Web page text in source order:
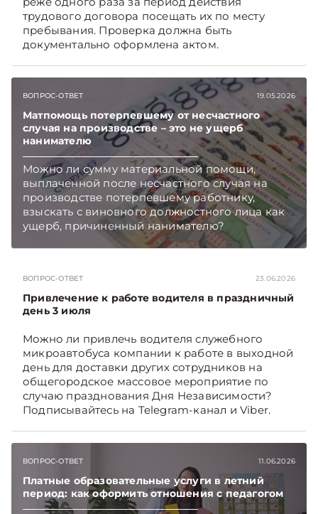
трудового договора посещать их по месту
пребывания. Проверка должна быть
документально оформлена актом.
ВОПРОС-ОТВЕТ 19.05.2026
Матпомощь потерпевшему от несчастного
случая на производстве – это не ущерб
нанимателю
Можно ли сумму материальной помощи,
выплаченной после несчастного случая на
производстве потерпевшему работнику,
взыскать с виновного должностного лица как
ущерб, причиненный нанимателю?
Подписывайтесь на Telegram‑канал и Viber,
ВОПРОС-ОТВЕТ 23.06.2026
Привлечение к работе водителя в праздничный
день 3 июля
Можно ли привлечь водителя служебного
микроавтобуса компании к работе в выходной
день для доставки других сотрудников на
общегородское массовое мероприятие по
случаю празднования Дня Независимости?
Подписывайтесь на Telegram‑канал и Viber.
ВОПРОС-ОТВЕТ 11.06.2026
Платные образовательные услуги в летний
период: как оформить отношения с педагогом